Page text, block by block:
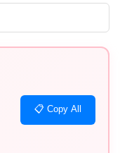
📋 Copy All